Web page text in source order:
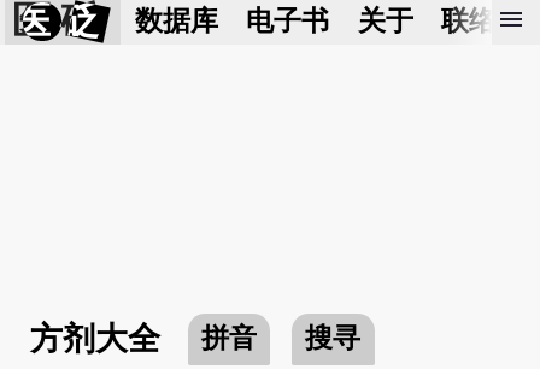
医 砭 数据库 电子书 关于 联络我
menu
方剂大全 拼音 搜寻